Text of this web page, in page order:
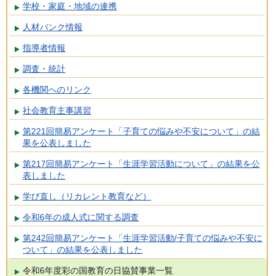
学校・家庭・地域の連携
人材バンク情報
指導者情報
調査・統計
各機関へのリンク
社会教育主事講習
第221回簡易アンケート「子育ての悩みや不安について」の結
果を公表しました
第217回簡易アンケート「生涯学習活動について」の結果を公
表しました
学び直し（リカレント教育など）
令和6年の成人式に関する調査
第242回簡易アンケート「生涯学習活動/子育ての悩みや不安に
ついて」の結果を公表しました
令和6年度彩の国教育の日協賛事業一覧